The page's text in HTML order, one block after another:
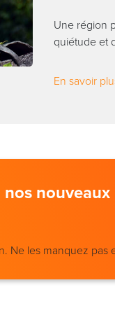
Une région
quiétude et
En savoir
Ne les manquez pas